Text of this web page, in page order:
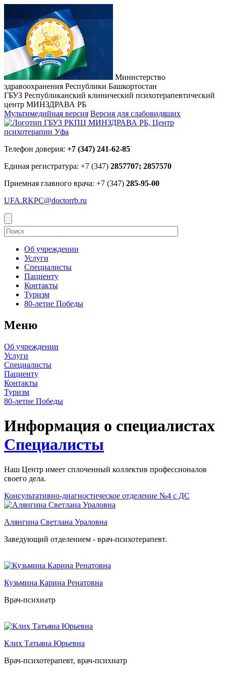
Министерство
здравоохранения Республики Башкортостан
ГБУЗ Республиканский клинический психотерапевтический
центр МИНЗДРАВА РБ
Мультимедийная версия Версия для слабовидящих
Телефон доверия: +7 (347) 241-62-85
Единая регистратура: +7 (347) 2857707; 2857570
Приемная главного врача: +7 (347) 285-95-00
UFA.RKPC@doctorrb.ru
Об учреждении
Услуги
Специалисты
Пациенту
Контакты
Туризм
80-летие Победы
Меню
Об учреждении
Услуги
Специалисты
Пациенту
Контакты
Туризм
80-летие Победы
Информация о специалистах
Специалисты
Наш Центр имеет сплоченный коллектив профессионалов
своего дела.
Консультативно-диагностическое отделение №4 с ДС
Алянгина Светлана Ураловна
Заведующий отделением - врач-психотерапевт.
Кузьмина Карина Ренатовна
Врач-психиатр
Клих Татьяна Юрьевна
Врач-психотерапевт, врач-психиатр